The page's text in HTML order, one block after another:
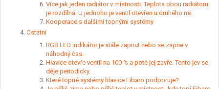
Více jak jeden radiátor v místnosti. Teplota obou radiátoru
je rozdílná. U jednoho je ventil otevřen u druhého ne.
Kooperace s dalšími topnými systémy
Ostatní
RGB LED indikátor je stále zapnut nebo se zapne v
náhodný čas.
Hlavice otevře ventil na 100 % a poté jej zavře. Tento jev se
děje periodicky.
Které topné systémy hlavice Fibaro podporuje?